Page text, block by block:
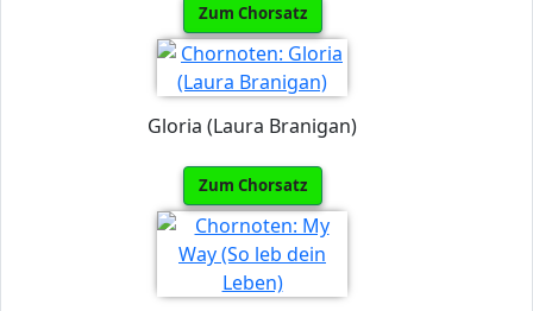
Zum Chorsatz
Gloria (Laura Branigan)
Zum Chorsatz